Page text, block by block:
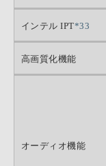
インテル IPT*33
高画質化機能
オーディオ機能